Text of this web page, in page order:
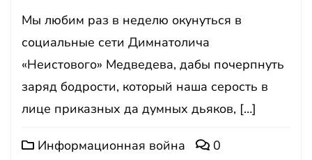
Мы любим раз в неделю окунуться в
социальные сети Димнатолича
«Неистового» Медведева, дабы почерпнуть
заряд бодрости, который наша серость в
лице приказных да думных дьяков, […]
Информационная война 0